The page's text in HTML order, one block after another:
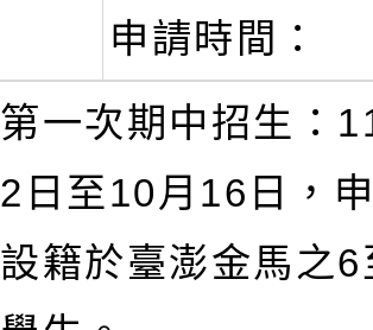
申請時間：
第一次期中招生：
2日至10月16日，
設籍於臺澎金馬之